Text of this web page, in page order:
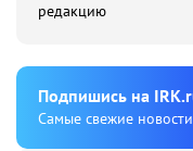
редакцию
Подпишиcь на
Cамые свежие